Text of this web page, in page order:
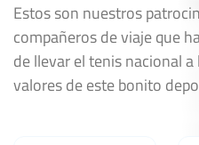
Estos son nuestros
compañeros de viaje que
de llevar el tenis nacional
valores de este bonito